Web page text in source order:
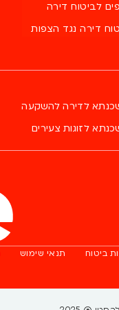
לביטוח דירה
דירה נגד הצפות
לדירה להשקעה
לזוגות צעירים
ביטוח תנאי שימוש